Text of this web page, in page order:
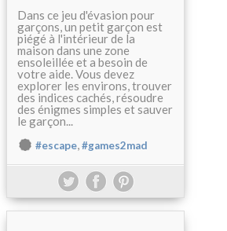
Dans ce jeu d'évasion pour
garçons, un petit garçon est
piégé à l'intérieur de la
maison dans une zone
ensoleillée et a besoin de
votre aide. Vous devez
explorer les environs, trouver
des indices cachés, résoudre
des énigmes simples et sauver
le garçon...
#escape,#games2mad